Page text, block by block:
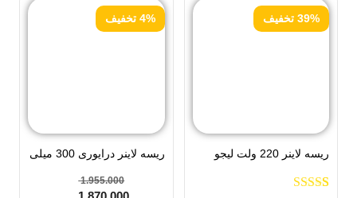
39% تخفیف
ریسه لاینر 220 ولت لیجو
LEEJO
4% تخفیف
ریسه لاینر درایوری 300 میلی
آمپر لیجو LEEJO1.955.000